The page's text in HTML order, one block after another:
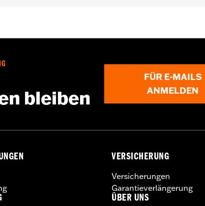
H-D® Händler. Die Verwendung nicht zugelassener
kann.
und Dunlop® Schläuchen und Felgenbändern.
bleiben
FÜR E-MAILS
ANMELDEN
VERSICHERUNG
Versicherungen
Garantieverlängerung
ÜBER UNS